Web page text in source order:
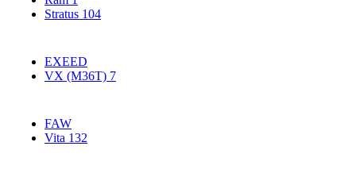
Stratus 104
EXEED
VX (M36T) 7
FAW
Vita 132